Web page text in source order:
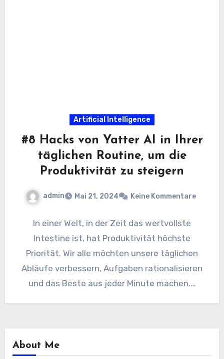
Artificial Intelligence
#8 Hacks von Yatter AI in Ihrer
täglichen Routine, um die
Produktivität zu steigern
admin Mai 21, 2024 Keine Kommentare
In einer Welt, in der Zeit das wertvollste
Intestine ist, hat Produktivität höchste
Priorität. Wir alle möchten unsere täglichen
Abläufe verbessern, Aufgaben rationalisieren
und das Beste aus jeder Minute machen.…
About Me